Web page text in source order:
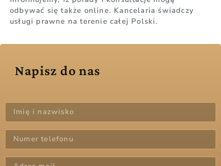
odbywać się także online. Kancelaria świadczy
usługi prawne na terenie całej Polski.
Napisz do nas